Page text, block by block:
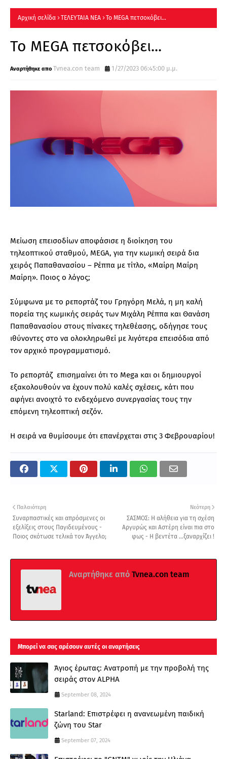
Αρχική σελίδα ΤΕΛΕΥΤΑΙΑ ΝΕΑ Το MEGA πετσοκόβει...
Το MEGA πετσοκόβει...
Tvnea.con team 1/27/2023 06:45:00 μ.μ.
Μείωση επεισοδίων αποφάσισε η διοίκηση του
τηλεοπτικού σταθμού, MEGA, για την κωμική σειρά δια
χειρός Παπαθανασίου – Ρέππα με τίτλο, «Μαίρη Μαίρη
Μαίρη». Ποιος ο λόγος;
Σύμφωνα με το ρεπορτάζ του Γρηγόρη Μελά, η μη καλή
πορεία της κωμικής σειράς των Μιχάλη Ρέππα και Θανάση
Παπαθανασίου στους πίνακες τηλεθέασης, οδήγησε τους
ιθύνοντες στο να ολοκληρωθεί με λιγότερα επεισόδια από
τον αρχικό προγραμματισμό.
Το ρεπορτάζ επισημαίνει ότι το Mega και οι δημιουργοί
εξακολουθούν να έχουν πολύ καλές σχέσεις, κάτι που
αφήνει ανοιχτό το ενδεχόμενο συνεργασίας τους την
επόμενη τηλεοπτική σεζόν.
Η σειρά να θυμίσουμε ότι επανέρχεται στις 3 Φεβρουαρίου!
Νεότερη
ΣΑΣΜΟΣ: Η αλήθεια για τη σχέση
Αργυρώς και Αστέρη είναι πια στο
φως - Η βεντέτα …ξαναρχίζει !
Παλαιότερη
Συναρπαστικές και απρόσμενες οι
εξελίξεις στους Παγιδευμένους -
Ποιος σκότωσε τελικά τον Άγγελο;
Αναρτήθηκε από Tvnea.con team
Μπορεί να σας αρέσουν αυτές οι αναρτήσεις
Άγιος έρωτας: Ανατροπή με την προβολή της
σειράς στον ALPHA
September 08, 2024
Starland: Επιστρέφει η ανανεωμένη παιδική
ζώνη του Star
September 07, 2024